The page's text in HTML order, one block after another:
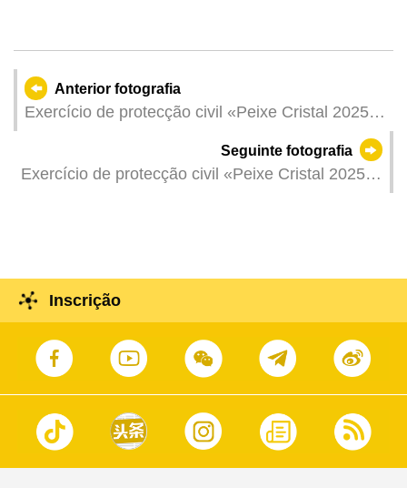
Anterior fotografia
Exercício de protecção civil «Peixe Cristal 2025»
- Secretário para a Segurança e comandante de
acção conjunta, Wong Sio Chak, faz o balanço à
comunicação social, sobre a eficiência do
Seguinte fotografia
Exercício de protecção civil «Peixe Cristal 2025»
Inscrição